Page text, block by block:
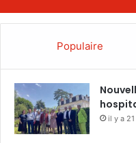
Populaire
il y a